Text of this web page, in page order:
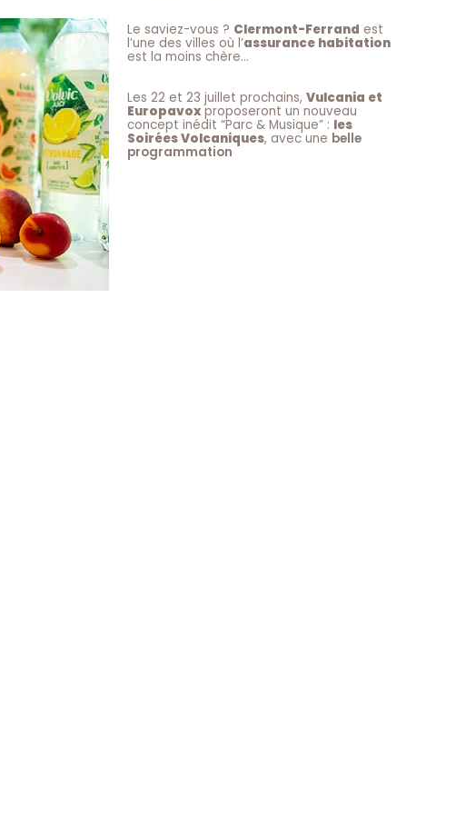
Le saviez-vous ? Clermont-Ferrand est
l’une des villes où l’assurance habitation
est la moins chère…
Les 22 et 23 juillet prochains, Vulcania et
Europavox proposeront un nouveau
concept inédit “Parc & Musique” : les
Soirées Volcaniques, avec une belle
programmation